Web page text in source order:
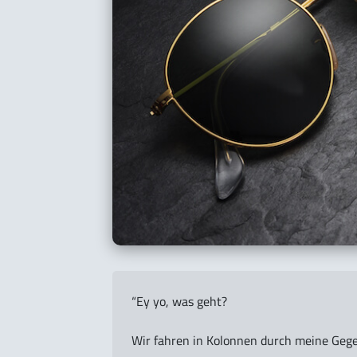
“Ey yo, was geht?
Wir fahren in Kolonnen durch meine